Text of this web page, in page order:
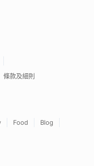
條款及細則
Food
Blog